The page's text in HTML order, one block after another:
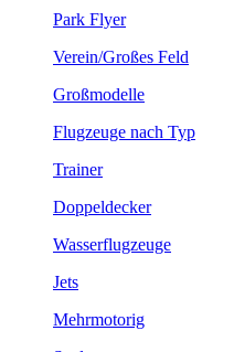
Park Flyer
Verein/Großes Feld
Großmodelle
Flugzeuge nach Typ
Trainer
Doppeldecker
Wasserflugzeuge
Jets
Mehrmotorig